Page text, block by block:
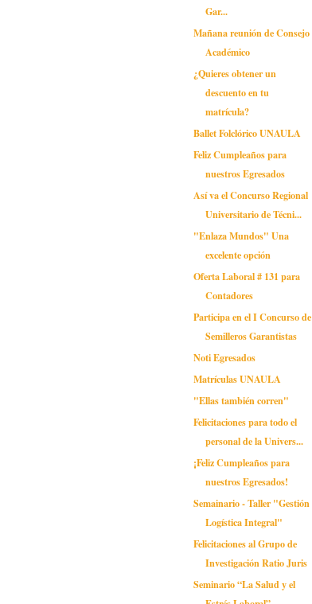
Gar...
Mañana reunión de Consejo
Académico
¿Quieres obtener un
descuento en tu
matrícula?
Ballet Folclórico UNAULA
Feliz Cumpleaños para
nuestros Egresados
Así va el Concurso Regional
Universitario de Técni...
"Enlaza Mundos" Una
excelente opción
Oferta Laboral # 131 para
Contadores
Participa en el I Concurso de
Semilleros Garantistas
Noti Egresados
Matrículas UNAULA
"Ellas también corren"
Felicitaciones para todo el
personal de la Univers...
¡Feliz Cumpleaños para
nuestros Egresados!
Semainario - Taller "Gestión
Logística Integral"
Felicitaciones al Grupo de
Investigación Ratio Juris
Seminario “La Salud y el